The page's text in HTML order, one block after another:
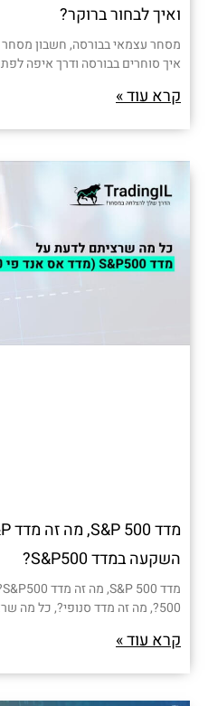
ואיך לבחור ברוקר?
מסחר עצמאי בבורסה, חשבון
איך סוחרים בבורסה ודרך איפה
קרא עוד »
השקעה במדד S&P500?
500?, מה זה מדד סנופי?, כל מה שרציתם
קרא עוד »